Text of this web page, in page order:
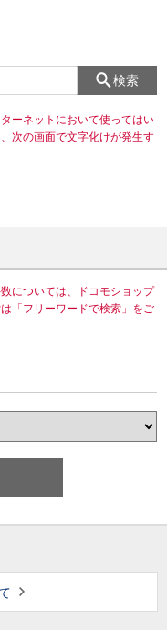
検索
ーネットにおいて使ってはい
次の画面で文字化けが発生す
については、ドコモショップ
「フリーワードで検索」をご